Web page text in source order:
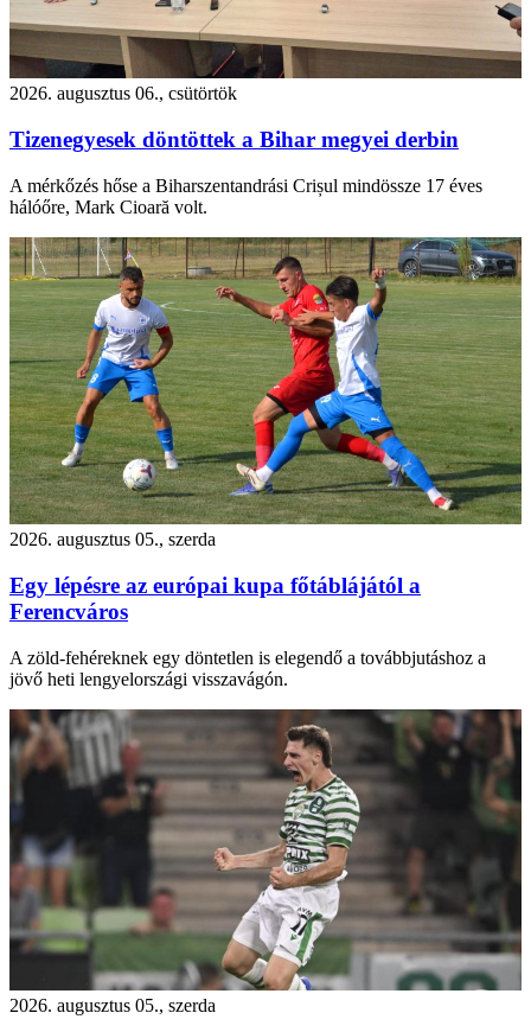
2026. augusztus 06., csütörtök
Tizenegyesek döntöttek a Bihar megyei derbin
A mérkőzés hőse a Biharszentandrási Crișul mindössze 17 éves
hálóőre, Mark Cioară volt.
2026. augusztus 05., szerda
Egy lépésre az európai kupa főtáblájától a
Ferencváros
A zöld-fehéreknek egy döntetlen is elegendő a továbbjutáshoz a
jövő heti lengyelországi visszavágón.
2026. augusztus 05., szerda